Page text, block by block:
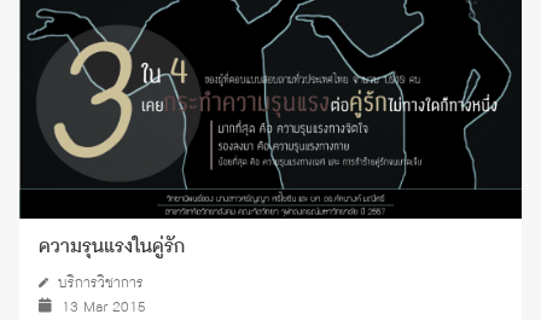
ความรุนแรงในคู่รัก
บริการวิชาการ
13 Mar 2015